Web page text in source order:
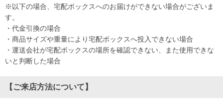
※以下の場合、宅配ボックスへのお届けができない場合がございま
す。
・代金引換の場合
・商品サイズや重量により宅配ボックスへ投入できない場合
・運送会社が宅配ボックスの場所を確認できない、また使用できな
いと判断した場合
【ご来店方法について】